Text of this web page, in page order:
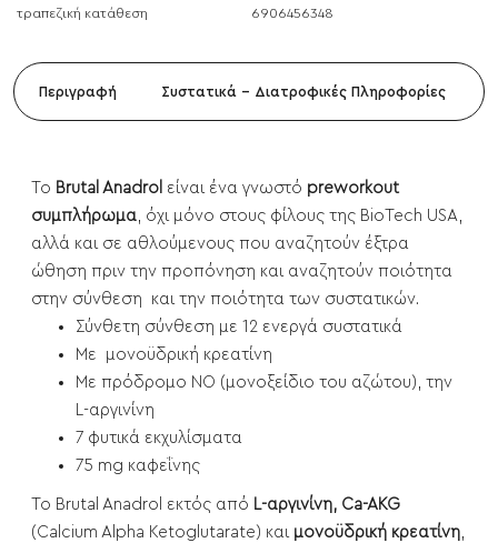
τραπεζική κατάθεση
6906456348
Περιγραφή Συστατικά - Διατροφικές Πληροφορίες
Το Brutal Anadrol είναι ένα γνωστό preworkout
συμπλήρωμα, όχι μόνο στους φίλους της BioTech USA,
αλλά και σε αθλούμενους που αναζητούν έξτρα
ώθηση πριν την προπόνηση και αναζητούν ποιότητα
στην σύνθεση και την ποιότητα των συστατικών.
Σύνθετη σύνθεση με 12 ενεργά συστατικά
Με μονοϋδρική κρεατίνη
Με πρόδρομο ΝΟ (μονοξείδιο του αζώτου), την
L-αργινίνη
7 φυτικά εκχυλίσματα
75 mg καφεΐνης
Το Brutal Anadrol εκτός από L-αργινίνη, Ca-AKG
(Calcium Alpha Ketoglutarate) και μονοϋδρική κρεατίνη,